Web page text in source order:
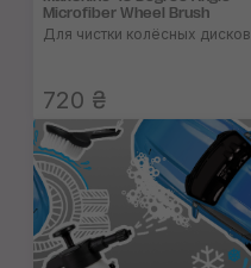
Microfiber Wheel Brush
Для чистки колёсных дисков
720 ₴